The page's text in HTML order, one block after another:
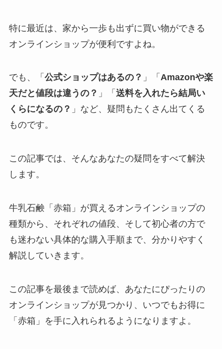
特に最近は、家から一歩も出ずに買い物ができる
オンラインショップが便利ですよね。
でも、「 公式ショップはあるの？ 」「 Amazonや楽
天だと値段は違うの？ 」「 送料を入れたら結局い
くらになるの？ 」など、疑問もたくさん出てくる
ものです。
この記事では、そんなあなたの疑問をすべて解決
します。
牛乳石鹸「赤箱」が買えるオンラインショップの
種類から、それぞれの値段、そして初心者の方で
も迷わない具体的な購入手順まで、分かりやすく
解説していきます。
この記事を最後まで読めば、あなたにぴったりの
オンラインショップが見つかり、いつでもお得に
「赤箱」を手に入れられるようになりますよ。